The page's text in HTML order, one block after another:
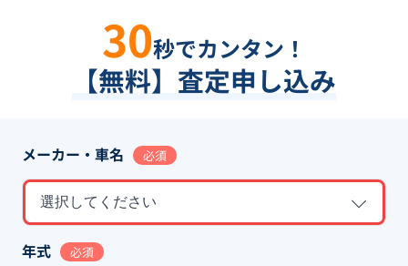
30秒でカンタン！
【無料】査定申し込み
メーカー・車名 必須
選択してください
年式 必須